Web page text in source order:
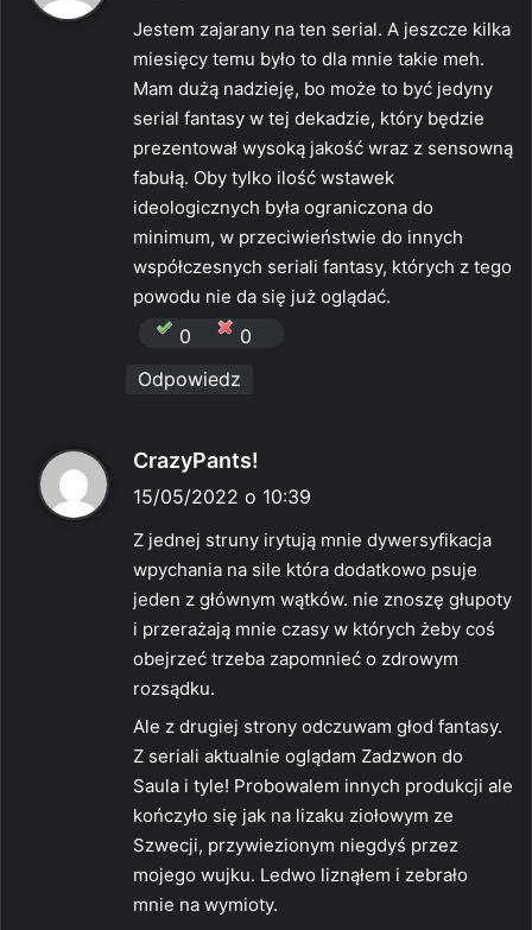
e
:
Jestem zajarany na ten serial. A jeszcze kilka
miesięcy temu było to dla mnie takie meh.
Mam dużą nadzieję, bo może to być jedyny
serial fantasy w tej dekadzie, który będzie
prezentował wysoką jakość wraz z sensowną
fabułą. Oby tylko ilość wstawek
ideologicznych była ograniczona do
minimum, w przeciwieństwie do innych
współczesnych seriali fantasy, których z tego
powodu nie da się już oglądać.
0
0
Odpowiedz
CrazyPants!
z
e
:
15/05/2022 o 10:39
Z jednej struny irytują mnie dywersyfikacja
wpychania na sile która dodatkowo psuje
jeden z głównym wątków. nie znoszę głupoty
i przerażają mnie czasy w których żeby coś
obejrzeć trzeba zapomnieć o zdrowym
rozsądku.
Ale z drugiej strony odczuwam głod fantasy.
Z seriali aktualnie oglądam Zadzwon do
Saula i tyle! Probowalem innych produkcji ale
kończyło się jak na lizaku ziołowym ze
Szwecji, przywiezionym niegdyś przez
mojego wujku. Ledwo liznąłem i zebrało
mnie na wymioty.